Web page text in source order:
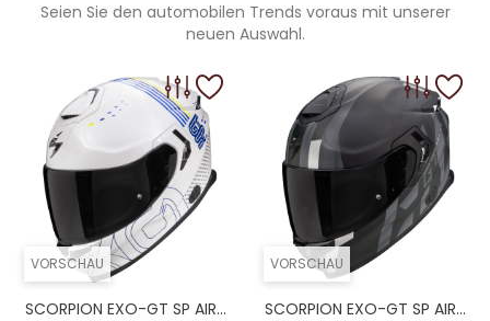
Seien Sie den automobilen Trends voraus mit unserer
neuen Auswahl.
VORSCHAU
SCORPION EXO-GT SP AIR...
VORSCHAU
SCORPION EXO-GT SP AIR...